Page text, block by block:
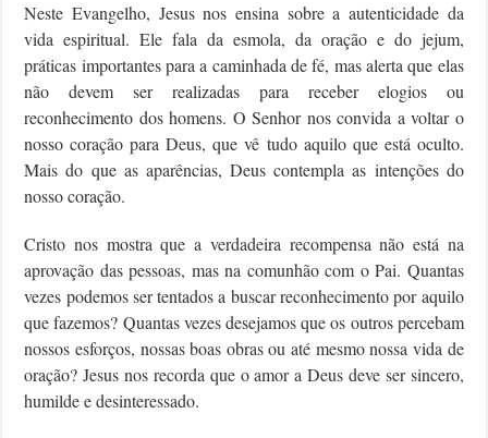
Neste Evangelho, Jesus nos ensina sobre a autenticidade da
vida espiritual. Ele fala da esmola, da oração e do jejum,
práticas importantes para a caminhada de fé, mas alerta que elas
não devem ser realizadas para receber elogios ou
reconhecimento dos homens. O Senhor nos convida a voltar o
nosso coração para Deus, que vê tudo aquilo que está oculto.
Mais do que as aparências, Deus contempla as intenções do
nosso coração.
Cristo nos mostra que a verdadeira recompensa não está na
aprovação das pessoas, mas na comunhão com o Pai. Quantas
vezes podemos ser tentados a buscar reconhecimento por aquilo
que fazemos? Quantas vezes desejamos que os outros percebam
nossos esforços, nossas boas obras ou até mesmo nossa vida de
oração? Jesus nos recorda que o amor a Deus deve ser sincero,
humilde e desinteressado.